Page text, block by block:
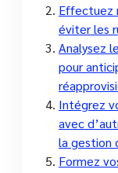
Effectuez
éviter les
Analysez
pour
Intégrez
avec
la gestion
Formez